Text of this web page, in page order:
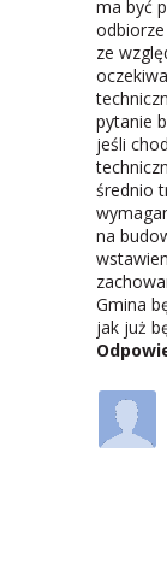
ma być
ze
pytanie
jeśli
średnio
na
Gmina
jak już